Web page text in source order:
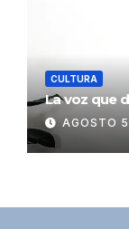
CULTURA
La voz que
AGOSTO